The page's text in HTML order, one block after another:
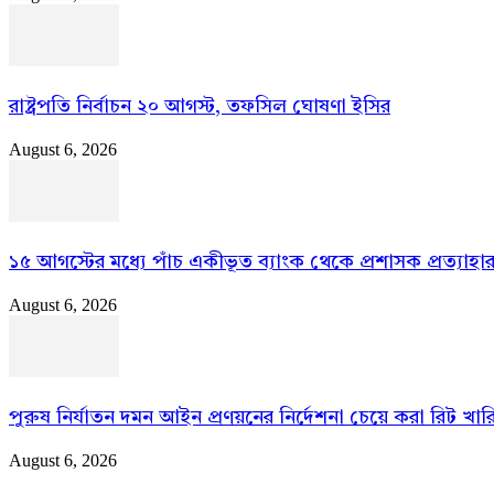
রাষ্ট্রপতি নির্বাচন ২০ আগস্ট, তফসিল ঘোষণা ইসির
August 6, 2026
১৫ আগস্টের মধ্যে পাঁচ একীভূত ব্যাংক থেকে প্রশাসক প্রত্যাহার
August 6, 2026
পুরুষ নির্যাতন দমন আইন প্রণয়নের নির্দেশনা চেয়ে করা রিট
August 6, 2026